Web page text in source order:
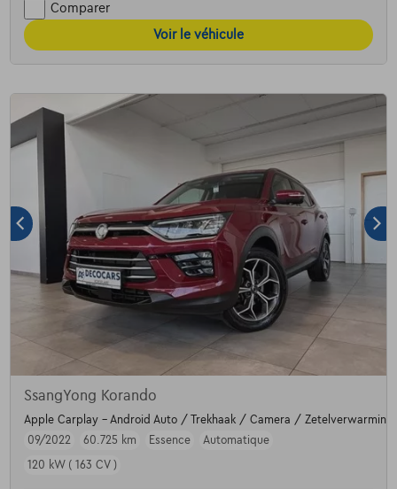
Comparer
Voir le véhicule
SsangYong Korando
Apple Carplay - Android Auto / Trekhaak / Camera /
09/2022
60.725 km Essence
Automatique
120 kW ( 163 CV )